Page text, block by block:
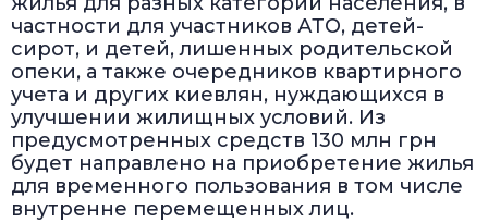
частности для участников АТО, детей-
сирот, и детей, лишенных родительской
опеки, а также очередников квартирного
учета и других киевлян, нуждающихся в
улучшении жилищных условий. Из
предусмотренных средств 130 млн грн
будет направлено на приобретение жилья
для временного пользования в том числе
внутренне перемещенных лиц.